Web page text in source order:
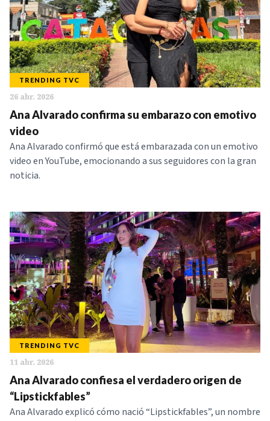
TRENDING TVC
26 abr. 2026
Ana Alvarado confirma su embarazo con emotivo
video
Ana Alvarado confirmó que está embarazada con un emotivo
video en YouTube, emocionando a sus seguidores con la gran
noticia.
TRENDING TVC
11 abr. 2026
Ana Alvarado confiesa el verdadero origen de
“Lipstickfables”
Ana Alvarado explicó cómo nació “Lipstickfables”, un nombre